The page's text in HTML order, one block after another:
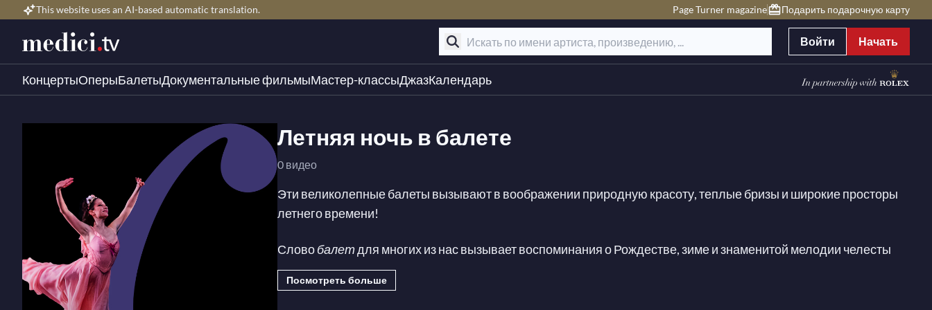
This website uses an AI-based automatic translation. Page Turner magazine Подарить подарочную карту
Войти Начать
КонцертыОперыБалетыДокументальные фильмыМастер-классыДжазКалендарь
Летняя ночь в балете
0 видео
Эти великолепные балеты вызывают в воображении природную красоту, теплые бризы и широкие просторы
летнего времени!
Словобалетдля многих из нас вызывает воспоминания о Рождестве, зиме и знаменитой мелодии челесты
Феи Драже—но существуют балеты для каждого времени года! Мы собрали эту коллекцию изысканных
балетов, которые вызывают в воображении природную красоту, теплые бризы и широкие просторы летнего
Посмотреть больше